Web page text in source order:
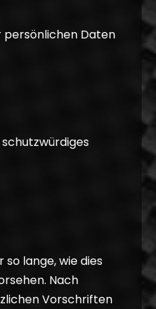
persönlichen Daten
lange, wie dies
Nach
Vorschriften